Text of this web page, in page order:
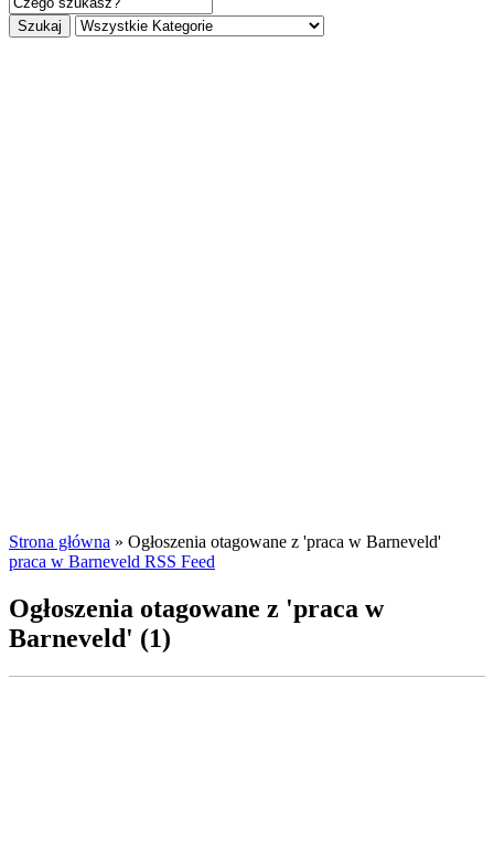
Szukaj
Strona główna » Ogłoszenia otagowane z 'praca w Barneveld'
praca w Barneveld RSS Feed
Ogłoszenia otagowane z 'praca w
Barneveld' (1)